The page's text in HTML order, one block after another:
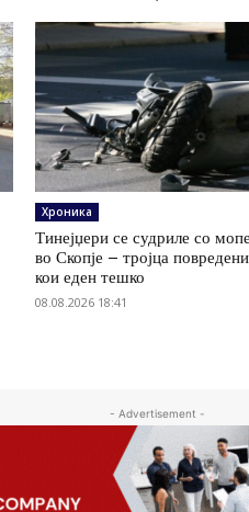
Хроника
Тинејџери се судриле со
во Скопје – тројца
кои еден тешко
08.08.2026 18:41
- Advertisement -